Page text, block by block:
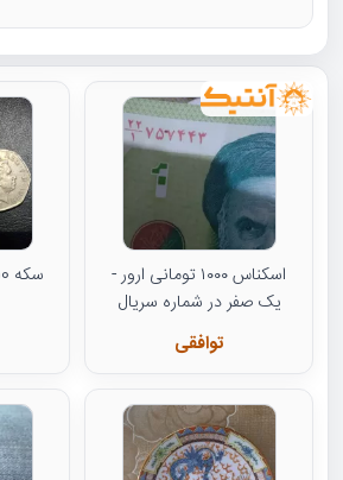
اسکناس ۱۰۰۰ تومانی ارور -
یک صفر در شماره سریال
توافقی